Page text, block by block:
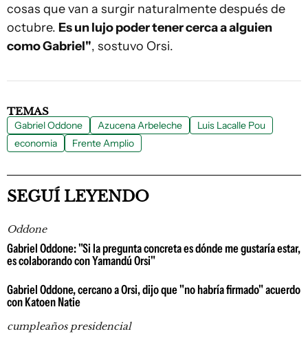
cosas que van a surgir naturalmente después de
octubre. Es un lujo poder tener cerca a alguien
como Gabriel", sostuvo Orsi.
TEMAS
Gabriel Oddone Azucena Arbeleche
Luis Lacalle Pou
economia
Frente Amplio
SEGUÍ LEYENDO
Oddone
Gabriel Oddone: "Si la pregunta concreta es dónde me gustaría estar,
es colaborando con Yamandú Orsi"
Gabriel Oddone, cercano a Orsi, dijo que "no habría firmado" acuerdo
con Katoen Natie
cumpleaños presidencial